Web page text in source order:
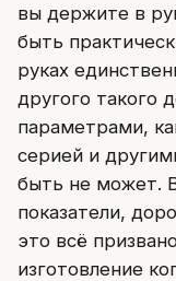
вы держите в
быть
руках
другого такого
параметрами,
серией и
быть не может.
показатели,
это всё
изготовление